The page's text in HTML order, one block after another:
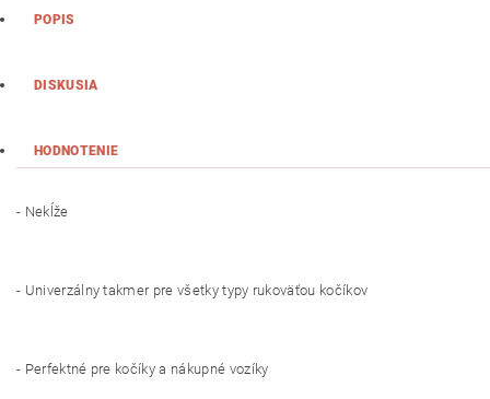
POPIS
DISKUSIA
HODNOTENIE
- Nekĺže
- Univerzálny takmer pre všetky typy rukoväťou kočíkov
- Perfektné pre kočíky a nákupné vozíky